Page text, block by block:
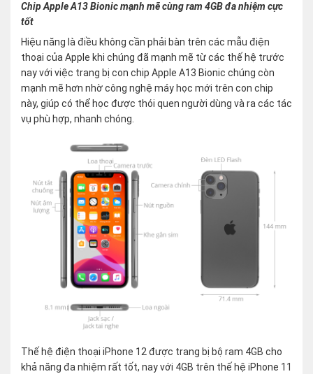
Chip Apple A13 Bionic mạnh mẽ cùng ram 4GB đa nhiệm cực
tốt
Hiệu năng là điều không cần phải bàn trên các mẫu điện
thoại của Apple khi chúng đã mạnh mẽ từ các thế hệ trước
nay với việc trang bị con chip Apple A13 Bionic chúng còn
mạnh mẽ hơn nhờ công nghệ máy học mới trên con chip
này, giúp có thể học được thói quen người dùng và ra các tác
vụ phù hợp, nhanh chóng.
Thế hệ điện thoại iPhone 12 được trang bị bộ ram 4GB cho
khả năng đa nhiệm rất tốt, nay với 4GB trên thế hệ iPhone 11